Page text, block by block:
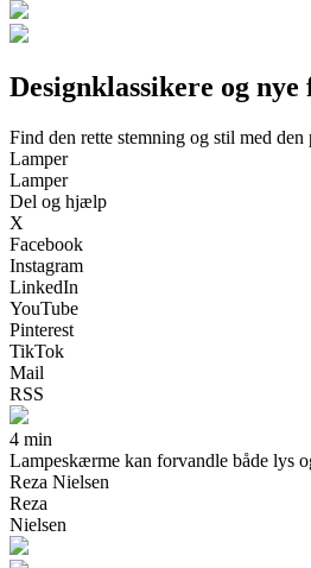
Designklassikere og
Find den rette stemning og stil med
Lamper
Lamper
Del og hjælp
X
Facebook
Instagram
LinkedIn
YouTube
Pinterest
TikTok
Mail
RSS
4 min
Lampeskærme kan forvandle både lys
Reza Nielsen
Reza
Nielsen